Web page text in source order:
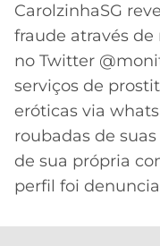
CÓDIGO
DE
INDICAÇÃO
BET365
CÓDIGO
BETANO
MELHORES
DE
SÃO
PAULO
SANTOS
FLAMENGO
COPA
BRASIL
PREMIER
LEAGUE
MERCADO
DA
BOLA
PALPITES
CarolzinhaSG
fraude através de
no Twitter
serviços de
eróticas via
roubadas de
de sua própria
perfil foi